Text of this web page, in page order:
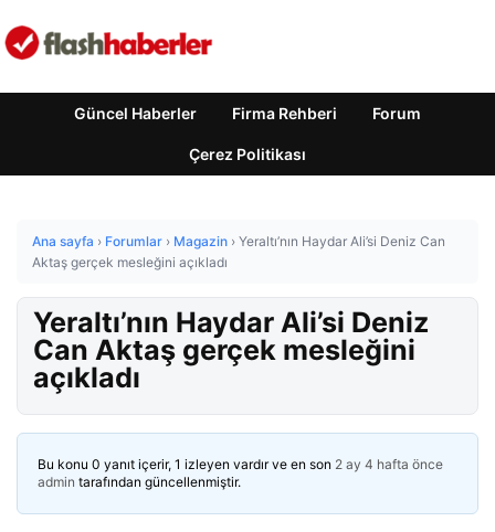
Güncel Haberler Firma Rehberi Forum
Çerez Politikası
Ana sayfa › Forumlar › Magazin › Yeraltı’nın Haydar Ali’si Deniz Can
Aktaş gerçek mesleğini açıkladı
Yeraltı’nın Haydar Ali’si Deniz
Can Aktaş gerçek mesleğini
açıkladı
Bu konu 0 yanıt içerir, 1 izleyen vardır ve en son 2 ay 4 hafta önce
admin tarafından güncellenmiştir.